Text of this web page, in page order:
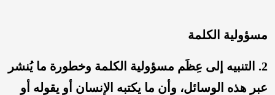
مسؤولية الكلمة
2. التنبيه إلى عِظَم مسؤولية الكلمة وخطورة ما يُنشر
عبر هذه الوسائل، وأن ما يكتبه الإنسان أو يقوله أو